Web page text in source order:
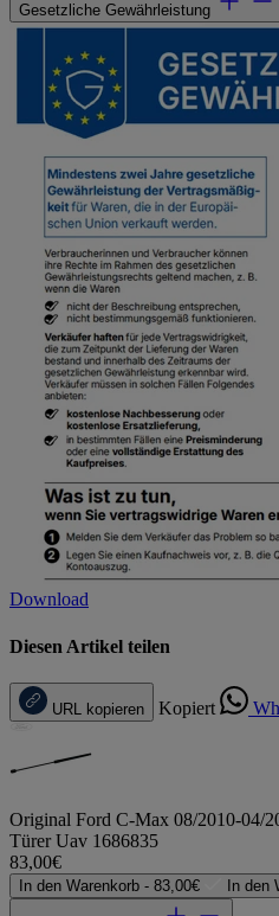
Gesetzliche Gewährleistung
Download
Diesen Artikel teilen
URL kopieren Kopiert
Original Ford C-Max 08/2010-04/
Türer Uav 1686835
83,00€
In den Warenkorb - 83,00€ In den